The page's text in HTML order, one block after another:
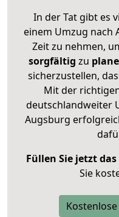
In der Tat gibt es
einem Umzug nach
Zeit zu nehmen,
sorgfältig zu
sicherzustellen,
Mit der
deutschlandweiter
Augsburg
Füllen Sie jetzt
Sie